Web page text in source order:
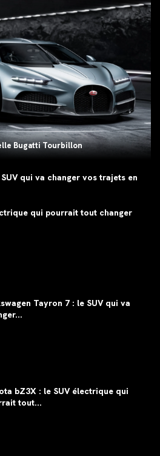
Bugatti Tourbillon
qui va changer vos trajets en
qui pourrait tout changer
Tayron 7 : le SUV qui va
bZ3X : le SUV électrique qui
tout...